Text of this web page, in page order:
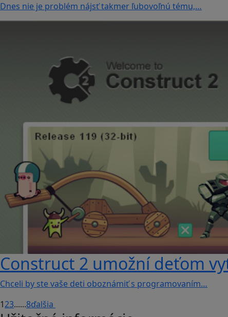
Dnes nie je problém nájsť takmer ľubovoľnú tému,…
Construct 2 umožní deťom
Chceli by ste vaše deti oboznámiť s programovaním…
123......8ďalšia